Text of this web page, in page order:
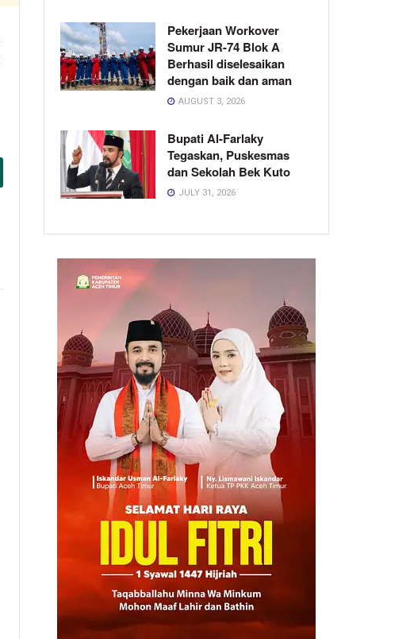
Pekerjaan Workover
Sumur JR-74 Blok A
Berhasil diselesaikan
dengan baik dan aman
AUGUST 3, 2026
Bupati Al-Farlaky
Tegaskan, Puskesmas
dan Sekolah Bek Kuto
JULY 31, 2026